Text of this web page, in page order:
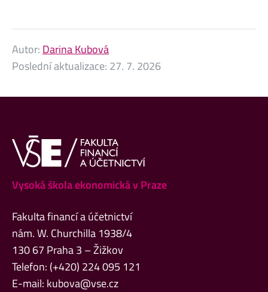
Autor:Darina Kubová
Poslední aktualizace: 27. 7. 2026
Vysoká škola ekonomická v Praze
Fakulta financí a účetnictví
nám. W. Churchilla 1938/4
130 67 Praha 3 – Žižkov
Telefon: (+420) 224 095 121
E-mail: kubova@vse.cz